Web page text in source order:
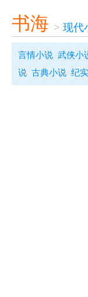
书海 > 现代
言情小说 武侠小
说 古典小说 纪